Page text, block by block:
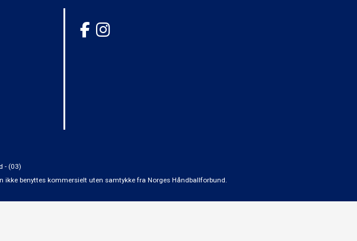
- (03)
benyttes kommersielt uten samtykke fra Norges Håndballforbund.